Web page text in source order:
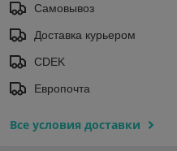
Самовывоз
Доставка курьером
CDEK
Европочта
Все условия доставки